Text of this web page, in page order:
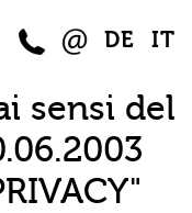
DE IT
sensi del